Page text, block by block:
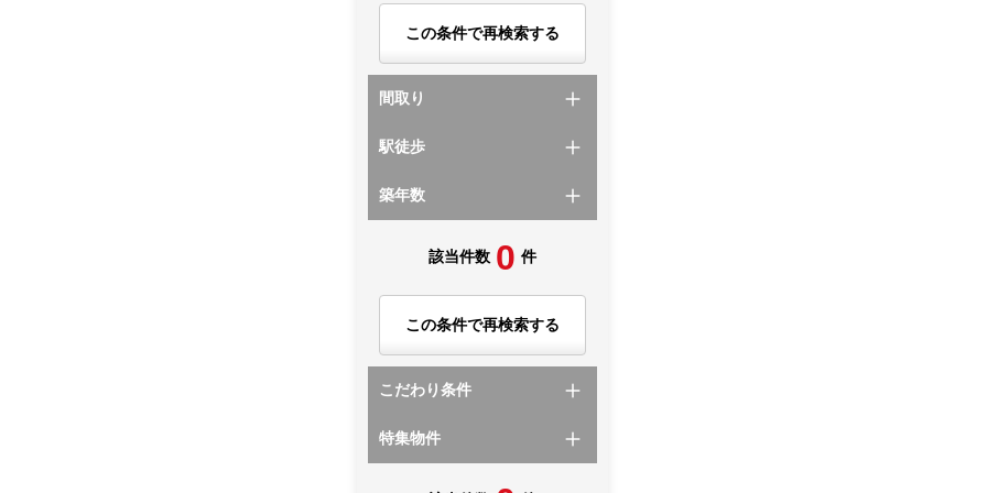
この条件で再検索する
間取り
駅徒歩
築年数
該当件数 0 件
この条件で再検索する
こだわり条件
特集物件